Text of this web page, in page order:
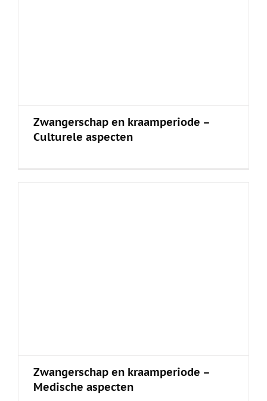
Zwangerschap en kraamperiode –
Culturele aspecten
Zwangerschap en kraamperiode –
Medische aspecten